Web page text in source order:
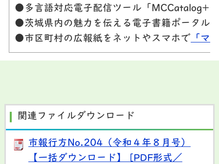
●多言語対応電子配信ツール「MCCatalog+
●茨城県内の魅力を伝える電子書籍ポータル
●市区町村の広報紙をネットやスマホで
「マ
関連ファイルダウンロード
市報行方No.204（令和４年８月号）
【一括ダウンロード】 [PDF形式／